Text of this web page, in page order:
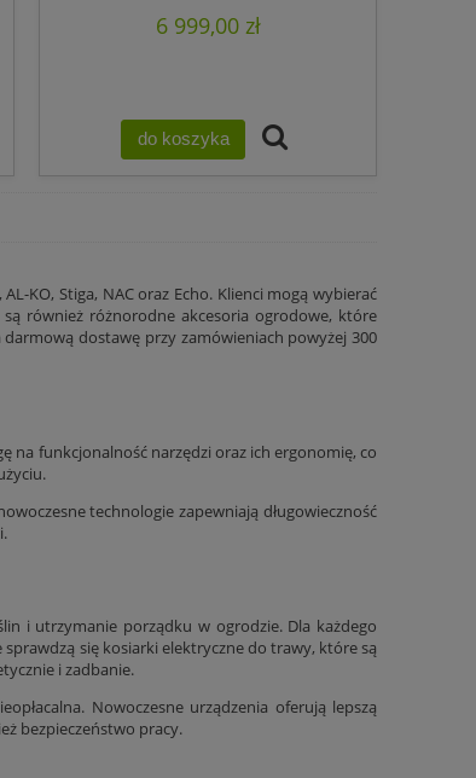
6 999,00 zł
do koszyka
KO, Stiga, NAC oraz Echo. Klienci mogą wybierać
również różnorodne akcesoria ogrodowe, które
dostawę przy zamówieniach powyżej 300
funkcjonalność narzędzi oraz ich ergonomię, co
technologie zapewniają długowieczność
i utrzymanie porządku w ogrodzie. Dla każdego
się kosiarki elektryczne do trawy, które są
i zadbanie.
Nowoczesne urządzenia oferują lepszą
bezpieczeństwo pracy.